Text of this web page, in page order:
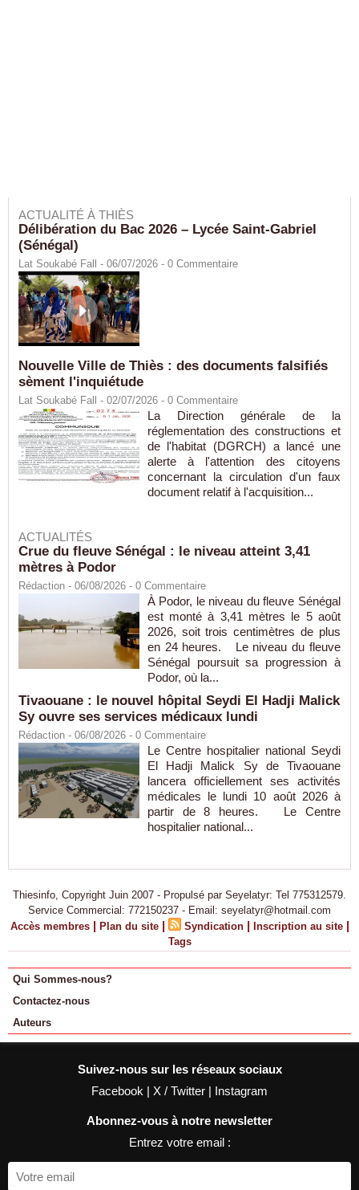
ACTUALITÉ À THIÈS
Délibération du Bac 2026 – Lycée Saint-Gabriel
(Sénégal)
Lat Soukabé Fall - 06/07/2026 - 0 Commentaire
Nouvelle Ville de Thiès : des documents falsifiés
sèment l'inquiétude
Lat Soukabé Fall - 02/07/2026 - 0 Commentaire
La Direction générale de la
réglementation des constructions et
de l'habitat (DGRCH) a lancé une
alerte à l'attention des citoyens
concernant la circulation d'un faux
document relatif à l'acquisition...
ACTUALITÉS
Crue du fleuve Sénégal : le niveau atteint 3,41
mètres à Podor
Rédaction - 06/08/2026 - 0 Commentaire
À Podor, le niveau du fleuve Sénégal
est monté à 3,41 mètres le 5 août
2026, soit trois centimètres de plus
en 24 heures. Le niveau du fleuve
Sénégal poursuit sa progression à
Podor, où la...
Tivaouane : le nouvel hôpital Seydi El Hadji Malick
Sy ouvre ses services médicaux lundi
Rédaction - 06/08/2026 - 0 Commentaire
Le Centre hospitalier national Seydi
El Hadji Malick Sy de Tivaouane
lancera officiellement ses activités
médicales le lundi 10 août 2026 à
partir de 8 heures. Le Centre
hospitalier national...
Thiesinfo, Copyright Juin 2007 - Propulsé par Seyelatyr: Tel 775312579.
Service Commercial: 772150237 - Email: seyelatyr@hotmail.com
Accès membres | Plan du site | Syndication | Inscription au site |
Tags
Qui Sommes-nous?
Contactez-nous
Auteurs
Suivez-nous sur les réseaux sociaux
Facebook | X / Twitter | Instagram
Abonnez-vous à notre newsletter
Entrez votre email :